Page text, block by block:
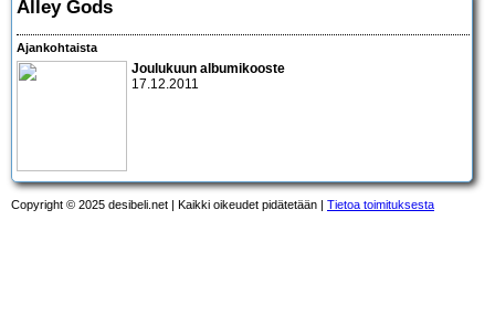
Alley Gods
Ajankohtaista
Joulukuun albumikooste
17.12.2011
Copyright © 2025 desibeli.net | Kaikki oikeudet pidätetään | Tietoa toimituksesta